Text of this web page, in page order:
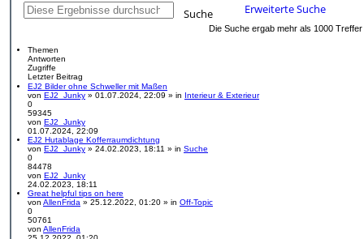
Suche Erweiterte Suche
Die Suche ergab mehr als 1000 Treffer
Themen
Antworten
Zugriffe
Letzter Beitrag
EJ2 Bilder ohne Schweller mit Maßen
D
n
von EJ2_Junky » 01.07.2024, 22:09 » in Interieur & Exterieur
0
59345
von EJ2_Junky
N
e
u
r
B
r
01.07.2024, 22:09
EJ2 Hutablage Kofferraumdichtung
von EJ2_Junky » 24.02.2023, 18:11 » in Suche
0
84478
von EJ2_Junky
e
u
e
24.02.2023, 18:11
Great helpful tips on here
von AllenFrida » 25.12.2022, 01:20 » in Off-Topic
0
50761
von AllenFrida
N